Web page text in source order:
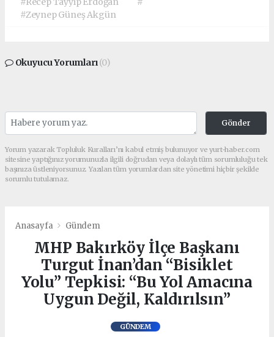
#Zeynep Güneş Akgün
Okuyucu Yorumları(0)
Gönder
Yorum yazarak Topluluk Kuralları’nı kabul etmiş bulunuyor ve yurt-haber.com
sitesine yaptığınız yorumunuzla ilgili doğrudan veya dolaylı tüm sorumluluğu tek
başınıza üstleniyorsunuz. Yazılan tüm yorumlardan site yönetimi hiçbir şekilde
sorumlu tutulamaz.
Anasayfa Gündem
MHP Bakırköy İlçe Başkanı
Turgut İnan’dan “Bisiklet
Yolu” Tepkisi: “Bu Yol Amacına
Uygun Değil, Kaldırılsın”
GÜNDEM